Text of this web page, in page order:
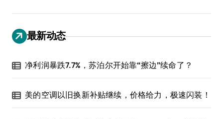
最新动态
净利润暴跌7.7%，苏泊尔开始靠“擦边”续命了？
美的空调以旧换新补贴继续，价格给力，极速闪装！